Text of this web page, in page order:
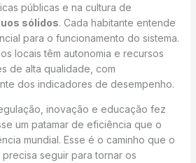
públicas e na cultura de
sólidos. Cada habitante entende
para o funcionamento do sistema.
locais têm autonomia e recursos
de alta qualidade, com
dos indicadores de desempenho.
inovação e educação fez
um patamar de eficiência que o
mundial. Esse é o caminho que o
seguir para tornar os